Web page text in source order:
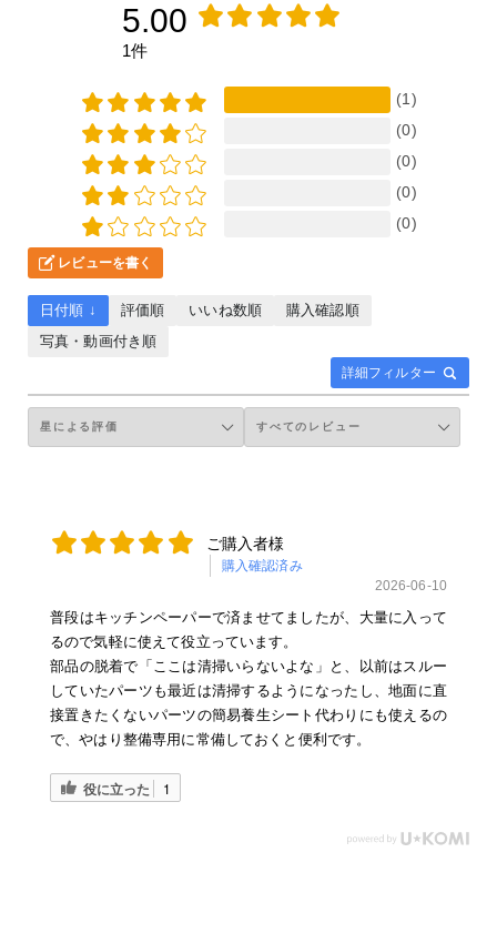
5.00
1件
(1)
(0)
(0)
(0)
(0)
レビューを書く
詳細フィルター
日付順 ↓ 評価順 いいね数順
購入確認順
写真・動画付き順
ご購入者様
購入確認済み
2026-06-10
普段はキッチンペーパーで済ませてましたが、大量に入って
るので気軽に使えて役立っています。
部品の脱着で「ここは清掃いらないよな」と、以前はスルー
していたパーツも最近は清掃するようになったし、地面に直
接置きたくないパーツの簡易養生シート代わりにも使えるの
で、やはり整備専用に常備しておくと便利です。
役に立った 1